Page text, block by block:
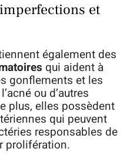
et
également des
qui aident à
gonflements et les
ou d’autres
plus, elles possèdent
qui peuvent
responsables de
prolifération.